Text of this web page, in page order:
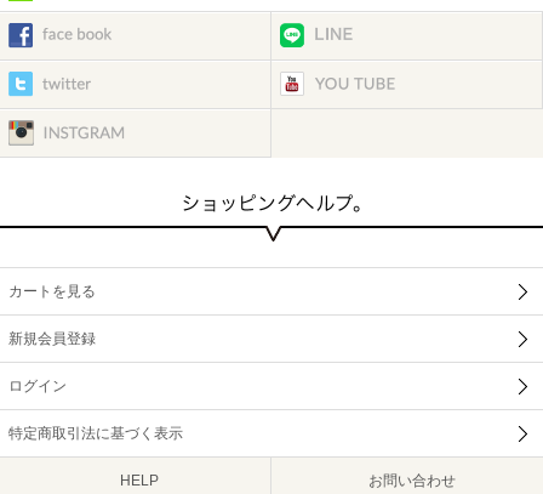
カートを見る
新規会員登録
ログイン
特定商取引法に基づく表示
HELP お問い合わせ